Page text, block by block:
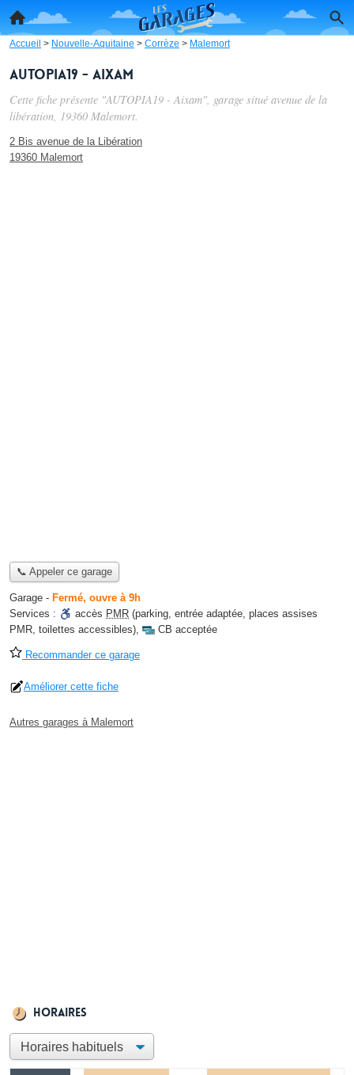
Accueil > Nouvelle-Aquitaine > Corrèze > Malemort
AUTOPIA19 - Aixam
Cette fiche présente "AUTOPIA19 - Aixam", garage situé avenue de la
libération, 19360 Malemort.
2 Bis avenue de la Libération
19360 Malemort
📞 Appeler ce garage
Garage - Fermé, ouvre à 9h
Services :
accès PMR (parking, entrée adaptée, places assises
PMR, toilettes accessibles), CB acceptée
Recommander ce garage
Améliorer cette fiche
Autres garages à Malemort
Horaires